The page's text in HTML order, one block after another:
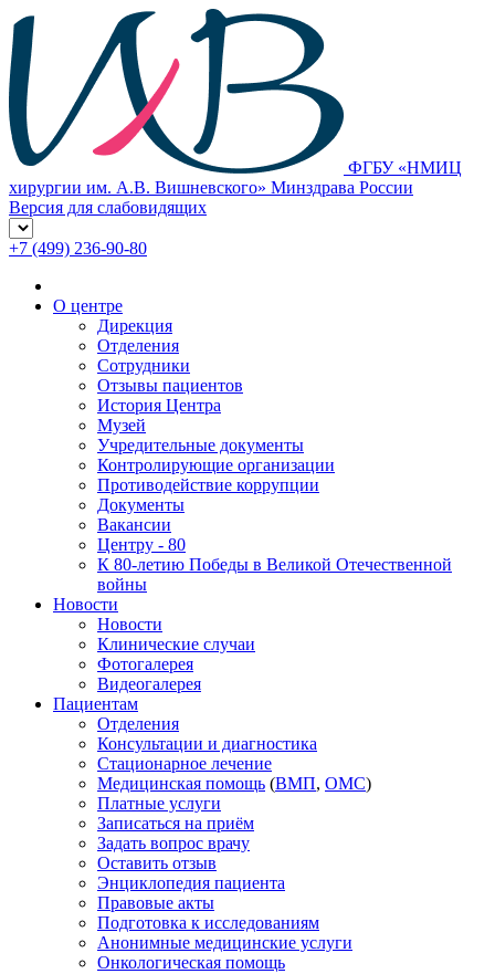
ФГБУ «НМИЦ
хирургии им. А.В. Вишневского» Минздрава России
Версия для слабовидящих
+7 (499) 236-90-80
О центре
Дирекция
Отделения
Сотрудники
Отзывы пациентов
История Центра
Музей
Учредительные документы
Контролирующие организации
Противодействие коррупции
Документы
Вакансии
Центру - 80
К 80-летию Победы в Великой Отечественной
войны
Новости
Новости
Клинические случаи
Фотогалерея
Видеогалерея
Пациентам
Отделения
Консультации и диагностика
Стационарное лечение
Медицинская помощь (ВМП, ОМС)
Платные услуги
Записаться на приём
Задать вопрос врачу
Оставить отзыв
Энциклопедия пациента
Правовые акты
Подготовка к исследованиям
Анонимные медицинские услуги
Онкологическая помощь